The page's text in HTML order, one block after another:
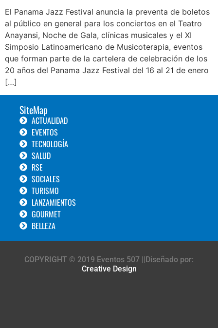
El Panama Jazz Festival anuncia la preventa de boletos
al público en general para los conciertos en el Teatro
Anayansi, Noche de Gala, clínicas musicales y el XI
Simposio Latinoamericano de Musicoterapia, eventos
que forman parte de la cartelera de celebración de los
20 años del Panama Jazz Festival del 16 al 21 de enero
[…]
SiteMap
ACTUALIDAD
EVENTOS
TECNOLOGÍA
SALUD
RSE
SOCIALES
TURISMO
LANZAMIENTOS
GOURMET
BELLEZA
COPYRIGHT © 2019 Eventos 507 ||Diseñado por:
Creative Design